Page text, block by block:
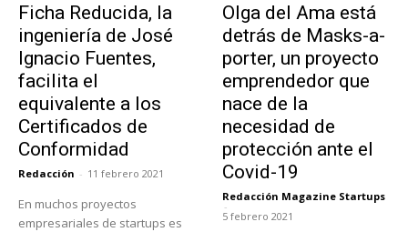
Ficha Reducida, la
ingeniería de José
Ignacio Fuentes,
facilita el
equivalente a los
Certificados de
Conformidad
Redacción - 11 febrero 2021
En muchos proyectos
empresariales de startups es
Olga del Ama está
detrás de Masks-a-
porter, un proyecto
emprendedor que
nace de la
necesidad de
protección ante el
Covid-19
Redacción Magazine Startups
-
5 febrero 2021